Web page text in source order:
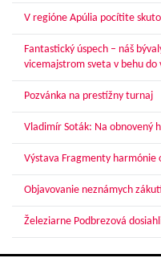
V regióne Apúlia pocítite
Fantastický úspech – náš
vicemajstrom sveta v behu do
Pozvánka na prestížny turnaj
Vladimír Soták: Na obnovený
Výstava Fragmenty harmónie
Objavovanie neznámych
Železiarne Podbrezová